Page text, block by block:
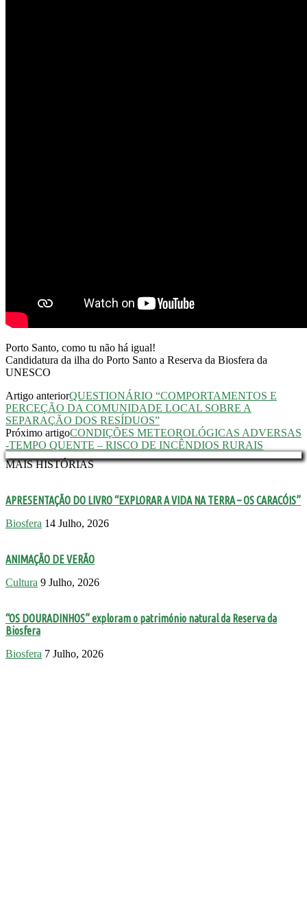
Porto Santo, como tu não há igual!
Candidatura da ilha do Porto Santo a Reserva da Biosfera da
UNESCO
Artigo anteriorQUESTIONÁRIO “COMPORTAMENTOS E
PERCEÇÃO DA COMUNIDADE LOCAL SOBRE A
SEPARAÇÃO DOS RESÍDUOS”
Próximo artigoCONDIÇÕES METEOROLÓGICAS ADVERSAS
-TEMPO QUENTE – RISCO DE INCÊNDIOS RURAIS
MAIS HISTÓRIAS
APRESENTAÇÃO DO LIVRO “EXPLORAR A VIDA NA TERRA – OS CARACÓIS”
Biosfera 14 Julho, 2026
ANIMAÇÃO DE VERÃO
Cultura 9 Julho, 2026
“OS DOURADINHOS” exploram o património natural da Reserva da
Biosfera
Biosfera 7 Julho, 2026